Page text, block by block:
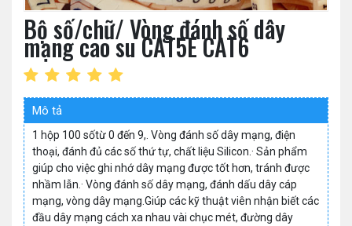
Bộ số/chữ/ Vòng đánh số dây
mạng cao su CAT5E CAT6
Mô tả
1 hộp 100 sốtừ 0 đến 9,. Vòng đánh số dây mạng, điện
thoại, đánh đủ các số thứ tự, chất liệu Silicon.· Sản phẩm
giúp cho việc ghi nhớ dây mạng được tốt hơn, tránh được
nhầm lẫn.· Vòng đánh số dây mạng, đánh dấu dây cáp
mạng, vòng dây mạng.Giúp các kỹ thuật viên nhận biết các
đầu dây mạng cách xa nhau vài chục mét, đường dây